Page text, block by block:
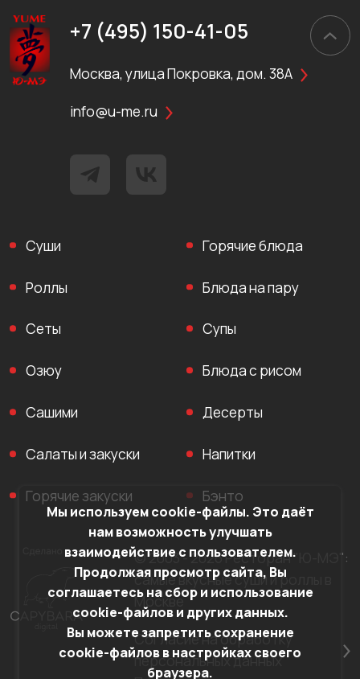
+7 (495) 150-41-05
Москва, улица Покровка, дом. 38А
info@u-me.ru
Суши
Роллы
Сеты
Озюу
Сашими
Салаты и закуски
Горячие закуски
Горячие блюда
Блюда на пару
Супы
Блюда с рисом
Десерты
Напитки
Бэнто
© 2003 - 2026 Ресторан "Ю-МЭ":
самые вкусные суши и роллы в
Москве
Согласие на обработку
персональных данных
Мы используем cookie-файлы. Это даёт
нам возможность улучшать
взаимодействие с пользователем.
Продолжая просмотр сайта, Вы
соглашаетесь на сбор и использование
cookie-файлов и других данных.
Вы можете запретить сохранение
cookie-файлов в настройках своего
браузера.